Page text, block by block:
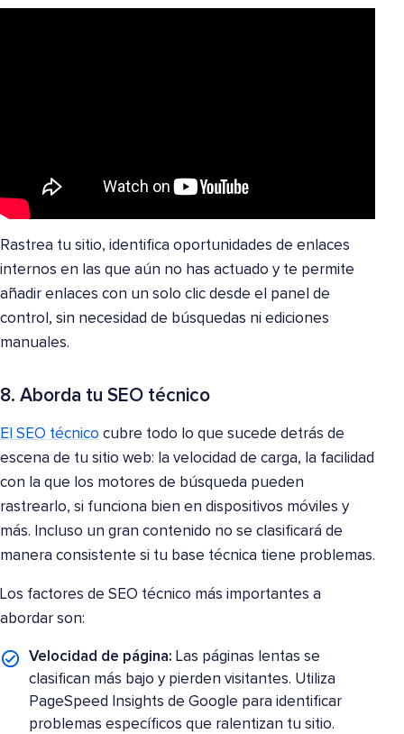
Rastrea tu sitio, identifica oportunidades de enlaces
internos en las que aún no has actuado y te permite
añadir enlaces con un solo clic desde el panel de
control, sin necesidad de búsquedas ni ediciones
manuales.
8. Aborda tu SEO técnico
El SEO técnico cubre todo lo que sucede detrás de
escena de tu sitio web: la velocidad de carga, la facilidad
con la que los motores de búsqueda pueden
rastrearlo, si funciona bien en dispositivos móviles y
más. Incluso un gran contenido no se clasificará de
manera consistente si tu base técnica tiene problemas.
Los factores de SEO técnico más importantes a
abordar son:
Velocidad de página: Las páginas lentas se
clasifican más bajo y pierden visitantes. Utiliza
PageSpeed Insights de Google para identificar
problemas específicos que ralentizan tu sitio.